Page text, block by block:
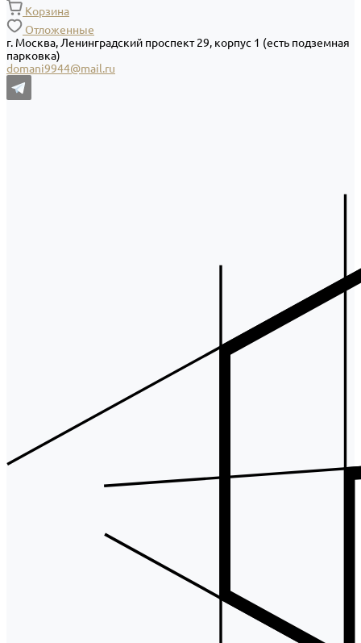
Корзина
Отложенные
г. Москва, Ленинградский проспект 29, корпус 1 (есть подземная
парковка)
domani9944@mail.ru